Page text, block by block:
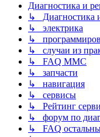
Диагностика и
↳ Диагностика
↳ электрика
↳
↳ случаи из
↳ FAQ MMC
↳ запчасти
↳ навигация
↳ сервисы
↳ Рейтинг
↳ форум по
↳ FAQ